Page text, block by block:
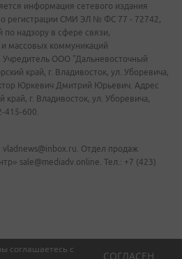
соглашаетесь с
СОГЛАСЕН
информация сетевого издания
о регистрации СМИ ЭЛ № ФС 77 - 72742,
надзору в сфере связи,
массовых коммуникаций
Учредитель ООО "Дальневосточный
край, г. Владивосток, ул. Уборевича,
Юркевич Дмитрий Юрьевич. Адрес
г. Владивосток, ул. Уборевича,
415-600.
Отдел продаж
sale@mediadv.online. Тел.: +7 (423)